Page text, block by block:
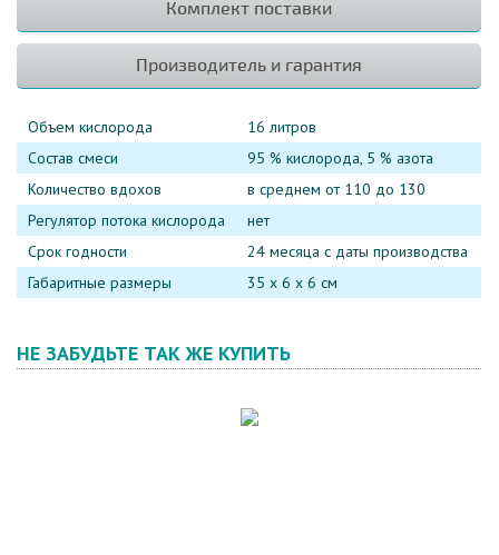
Комплект поставки
Производитель и гарантия
Объем кислорода
16 литров
Состав смеси
95 % кислорода, 5 % азота
Количество вдохов
в среднем от 110 до 130
Регулятор потока кислорода
нет
Срок годности
24 месяца c даты производства
Габаритные размеры
35 х 6 х 6 см
НЕ ЗАБУДЬТЕ ТАК ЖЕ КУПИТЬ